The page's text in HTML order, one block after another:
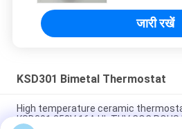
जारी रखें
KSD301 Bimetal Thermostat
High temperature ceramic
KSD301 250V 16A UL TUV CQC ROHS